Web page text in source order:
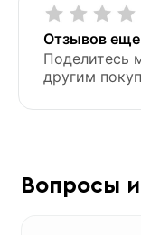
Отзывов еще
Поделитесь
другим
Вопросы